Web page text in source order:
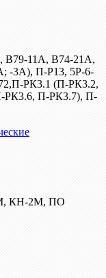
В79-11А, В74-21А,
-3А), П-Р13, 5Р-6-
РК3.1 (П-РК3.2,
П-РК3.7), П-
КН-2М, ПО